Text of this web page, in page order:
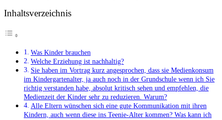
Inhaltsverzeichnis
Was Kinder brauchen
Welche Erziehung ist nachhaltig?
Sie haben im Vortrag kurz angesprochen, dass sie Medienkonsum
im Kindergartenalter, ja auch noch in der Grundschule wenn ich Sie
richtig verstanden habe, absolut kritisch sehen und empfehlen, die
Medienzeit der Kinder sehr zu reduzieren. Warum?
Alle Eltern wünschen sich eine gute Kommunikation mit ihren
Kindern, auch wenn diese ins Teenie-Alter kommen? Was kann ich